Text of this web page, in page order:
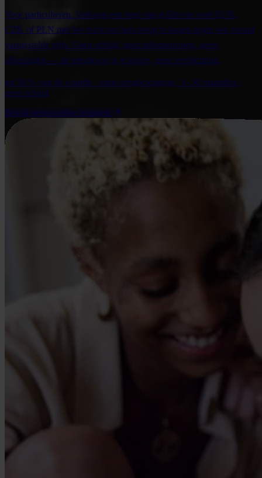
Voor particulieren. Verkoop een deel van je Bitcoin voor EUR,
CZK of PLN met het recht om hem terug te kopen tegen een vooraf
vastgestelde prijs. Geen schuld, geen inkomenstoets, geen
aflossingen — de terugkoop is je keuze, geen verplichting.
tot 50 % van de waarde · vaste terugkoopprijs · 1–36 maanden ·
geen schuld
Bekijk persoonlijke leningen